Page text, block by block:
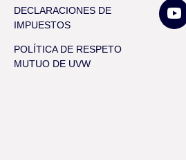
DECLARACIONES DE
IMPUESTOS
POLÍTICA DE RESPETO
MUTUO DE UVW